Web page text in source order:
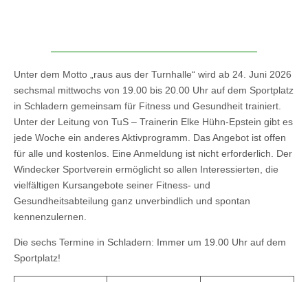
Unter dem Motto „raus aus der Turnhalle“ wird ab 24. Juni 2026
sechsmal mittwochs von 19.00 bis 20.00 Uhr auf dem Sportplatz
in Schladern gemeinsam für Fitness und Gesundheit trainiert.
Unter der Leitung von TuS – Trainerin Elke Hühn-Epstein gibt es
jede Woche ein anderes Aktivprogramm. Das Angebot ist offen
für alle und kostenlos. Eine Anmeldung ist nicht erforderlich. Der
Windecker Sportverein ermöglicht so allen Interessierten, die
vielfältigen Kursangebote seiner Fitness- und
Gesundheitsabteilung ganz unverbindlich und spontan
kennenzulernen.
Die sechs Termine in Schladern: Immer um 19.00 Uhr auf dem
Sportplatz!